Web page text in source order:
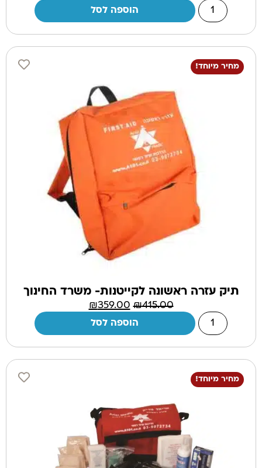
הוספה לסל
מחיר מיוחד!
תיק עזרה ראשונה לקייטנות- משרד החינוך
₪415.00
₪359.00
הוספה לסל
מחיר מיוחד!